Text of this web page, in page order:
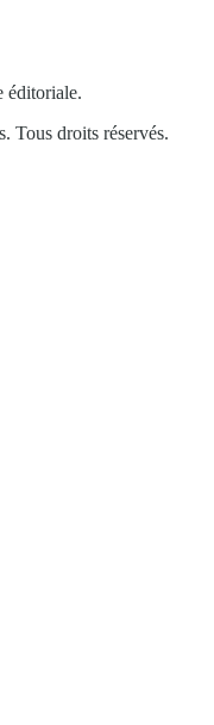
éditoriale.
Tous droits réservés.